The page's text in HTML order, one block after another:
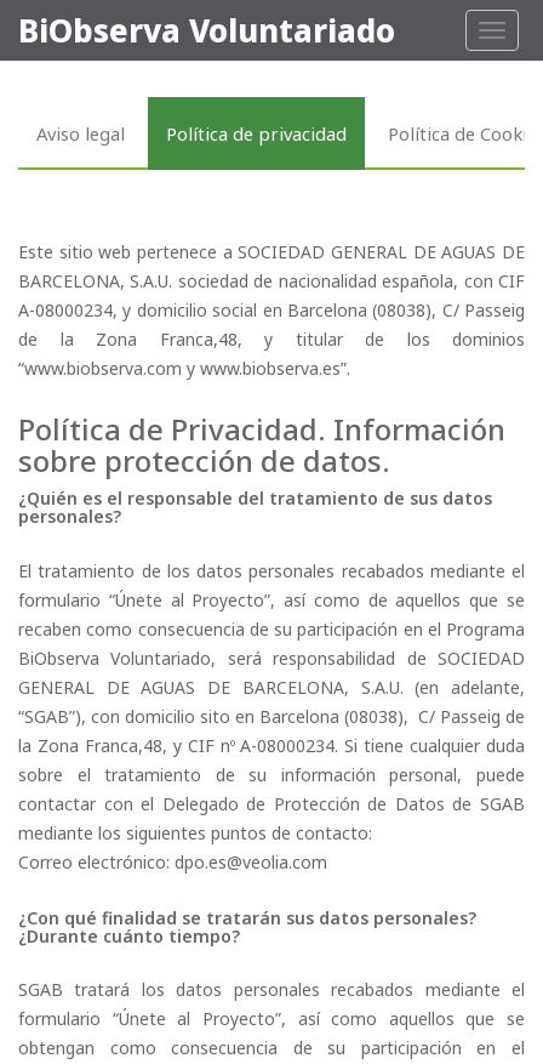
Toggle
BiObserva Voluntariado
Aviso legal Política de privacidad Política de
Este sitio web pertenece a SOCIEDAD GENERAL DE AGUAS DE
BARCELONA, S.A.U. sociedad de nacionalidad española, con CIF
A-08000234, y domicilio social en Barcelona (08038), C/ Passeig
de la Zona Franca,48, y titular de los dominios
“www.biobserva.com y www.biobserva.es”.
Política de Privacidad. Información
sobre protección de datos.
¿Quién es el responsable del tratamiento de sus datos
personales?
El tratamiento de los datos personales recabados mediante el
formulario “Únete al Proyecto”, así como de aquellos que se
recaben como consecuencia de su participación en el Programa
BiObserva Voluntariado, será responsabilidad de SOCIEDAD
GENERAL DE AGUAS DE BARCELONA, S.A.U. (en adelante,
“SGAB”), con domicilio sito en Barcelona (08038), C/ Passeig de
la Zona Franca,48, y CIF nº A-08000234. Si tiene cualquier duda
sobre el tratamiento de su información personal, puede
contactar con el Delegado de Protección de Datos de SGAB
mediante los siguientes puntos de contacto:
Correo electrónico: dpo.es@veolia.com
¿Con qué finalidad se tratarán sus datos personales?
¿Durante cuánto tiempo?
SGAB tratará los datos personales recabados mediante el
formulario “Únete al Proyecto”, así como aquellos que se
obtengan como consecuencia de su participación en el